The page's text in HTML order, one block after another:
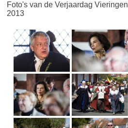
Foto's van de Verjaardag Vieringen
2013